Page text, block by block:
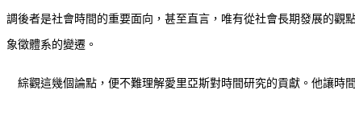
調後者是社會時間的重要面向，甚至直言，唯有從社會長期發展的
象徵體系的變遷。
綜觀這幾個論點，便不難理解愛里亞斯對時間研究的貢獻。他讓時